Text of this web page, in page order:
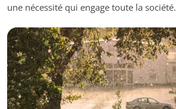
une nécessité qui engage toute la société.